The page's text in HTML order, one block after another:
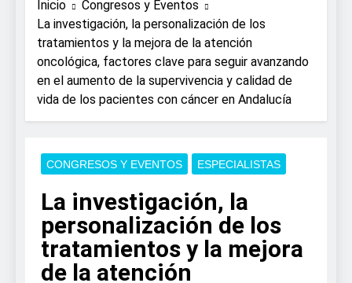
térmicos
Farmacia reivindicará
su papel en el
fortalecimiento de la
salud de la población
3 Días Atrás
Expertos de Miranza
advierten de que mirar el
eclipse solar sin
protección puede
causar daños
irreversibles en la retina
en solo unos segundos
4 Días Atrás
La presencia de una
bacteria en el tumor
personalización del
pacientes con cáncer
colorrectal
fotoprotección entre
los más pequeños con
proyecciones de
películas de los Minions
1 Semana Atrás
pediátrica puede ayudar
a aliviar el malestar
asociado al cólico del
lactante
2 Semanas Atrás
Aprobado el proyecto
de ley del tabaco que
amplía los espacios sin
3 Semanas Atrás
Inicio
Congresos y Eventos
La investigación, la personalización de los
tratamientos y la mejora de la atención
oncológica, factores clave para seguir avanzando
en el aumento de la supervivencia y calidad de
vida de los pacientes con cáncer en Andalucía
CONGRESOS Y EVENTOS ESPECIALISTAS
La investigación, la
personalización de los
tratamientos y la mejora
de la atención